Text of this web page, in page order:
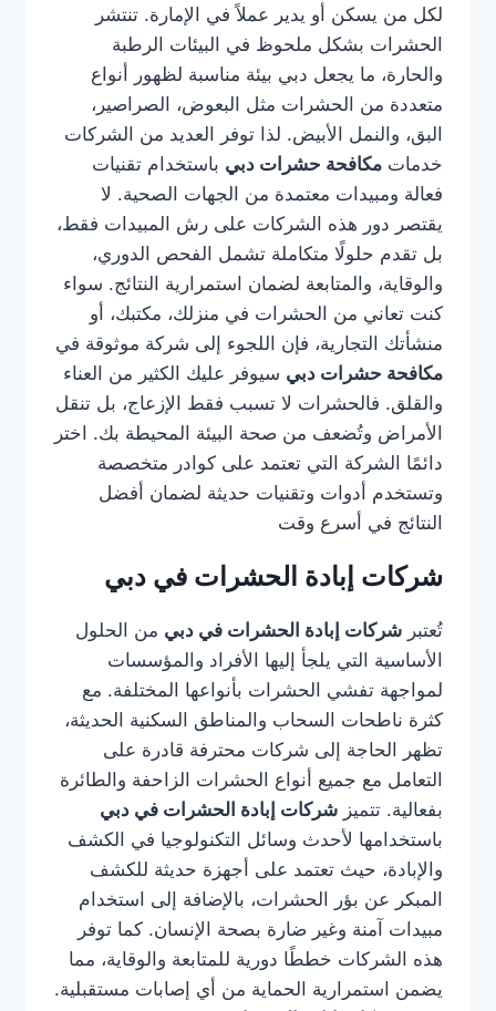
لكل من يسكن أو يدير عملاً في الإمارة. تنتشر
الحشرات بشكل ملحوظ في البيئات الرطبة
والحارة، ما يجعل دبي بيئة مناسبة لظهور أنواع
متعددة من الحشرات مثل البعوض، الصراصير،
البق، والنمل الأبيض. لذا توفر العديد من الشركات
خدمات مكافحة حشرات دبي باستخدام تقنيات
فعالة ومبيدات معتمدة من الجهات الصحية. لا
يقتصر دور هذه الشركات على رش المبيدات فقط،
بل تقدم حلولًا متكاملة تشمل الفحص الدوري،
والوقاية، والمتابعة لضمان استمرارية النتائج. سواء
كنت تعاني من الحشرات في منزلك، مكتبك، أو
منشأتك التجارية، فإن اللجوء إلى شركة موثوقة في
مكافحة حشرات دبي سيوفر عليك الكثير من العناء
والقلق. فالحشرات لا تسبب فقط الإزعاج، بل تنقل
الأمراض وتُضعف من صحة البيئة المحيطة بك. اختر
دائمًا الشركة التي تعتمد على كوادر متخصصة
وتستخدم أدوات وتقنيات حديثة لضمان أفضل
النتائج في أسرع وقت
شركات إبادة الحشرات في دبي
تُعتبر شركات إبادة الحشرات في دبي من الحلول
الأساسية التي يلجأ إليها الأفراد والمؤسسات
لمواجهة تفشي الحشرات بأنواعها المختلفة. مع
كثرة ناطحات السحاب والمناطق السكنية الحديثة،
تظهر الحاجة إلى شركات محترفة قادرة على
التعامل مع جميع أنواع الحشرات الزاحفة والطائرة
بفعالية. تتميز شركات إبادة الحشرات في دبي
باستخدامها لأحدث وسائل التكنولوجيا في الكشف
والإبادة، حيث تعتمد على أجهزة حديثة للكشف
المبكر عن بؤر الحشرات، بالإضافة إلى استخدام
مبيدات آمنة وغير ضارة بصحة الإنسان. كما توفر
هذه الشركات خططًا دورية للمتابعة والوقاية، مما
يضمن استمرارية الحماية من أي إصابات مستقبلية.